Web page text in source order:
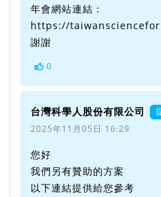
年會網站連結：
https://
謝謝
0
台灣科學人股份有限公司
2025年11月05日 16:29
您好
我們另有贊助的方案
以下連結提供給您參考